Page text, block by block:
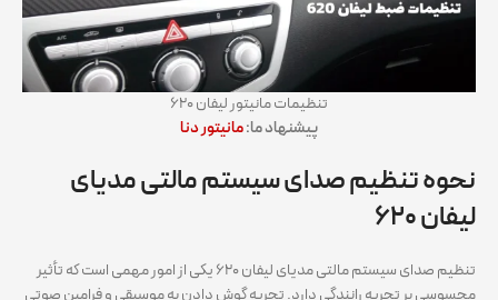
تنظیمات مانیتور لیفان ۶۲۰
پیشنهاد ما:مانیتور دنا
نحوه تنظیم صدای سیستم مالتی مدیای
لیفان ۶۲۰
تنظیم صدای سیستم مالتی مدیای لیفان ۶۲۰ یکی از امور مهمی است که تأثیر
محسوسی بر تجربه رانندگی دارد. تجربه گوش دادن به موسیقی و فرامین صوتی